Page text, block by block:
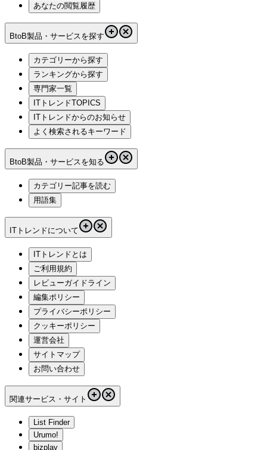
あなたの閲覧履歴
BtoB製品・サービスを探す
カテゴリーから探す
ランキングから探す
専門家一覧
ITトレンドTOPICS
ITトレンドからのお知らせ
よく検索されるキーワード
BtoB製品・サービスを知る
カテゴリー記事を読む
用語集
ITトレンドについて
ITトレンドとは
ご利用規約
レビューガイドライン
編集ポリシー
プライバシーポリシー
クッキーポリシー
運営会社
サイトマップ
お問い合わせ
関連サービス・サイト
List Finder
Urumo!
bizplay